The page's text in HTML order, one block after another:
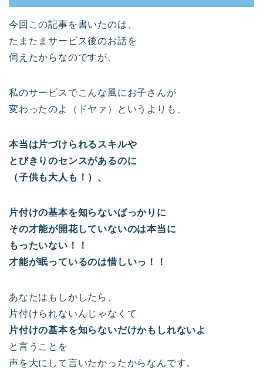
今回この記事を書いたのは、
たまたまサービス後のお話を
伺えたからなのですが、
私のサービスでこんな風にお子さんが
変わったのよ（ドヤァ）というよりも、
本当は片づけられるスキルや
とびきりのセンスがあるのに
（子供も大人も！）、
片付けの基本を知らないばっかりに
その才能が開花していないのは本当に
もったいない！！
才能が眠っているのは惜しいっ！！
あなたはもしかしたら、
片付けられないんじゃなくて
片付けの基本を知らないだけかもしれないよ
と言うことを
声を大にして言いたかったからなんです。